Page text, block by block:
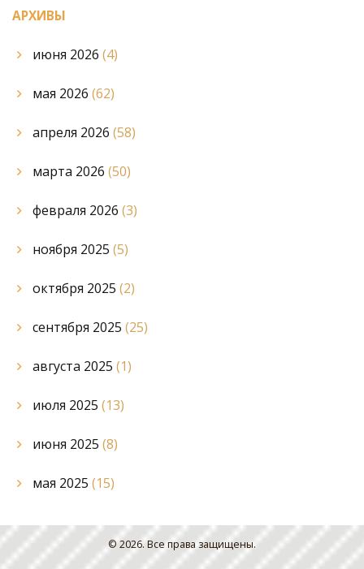
АРХИВЫ
июня 2026 (4)
мая 2026 (62)
апреля 2026 (58)
марта 2026 (50)
февраля 2026 (3)
ноября 2025 (5)
октября 2025 (2)
сентября 2025 (25)
августа 2025 (1)
июля 2025 (13)
июня 2025 (8)
мая 2025 (15)
© 2026. Все права защищены.